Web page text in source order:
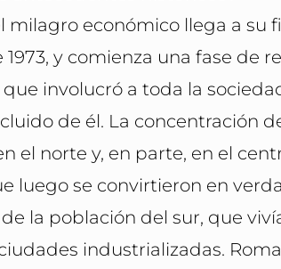
milagro económico llega a su
y comienza una fase de
involucró a toda la
de él. La concentración
el norte y, en parte, en el
luego se convirtieron en
la población del sur, que
industrializadas.